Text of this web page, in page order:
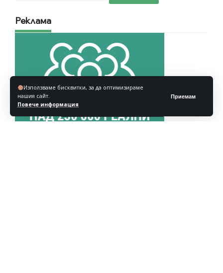
Използваме бисквитки, за да оптимизираме
нашия сайт.
Повече информация
Приемам
Реклама